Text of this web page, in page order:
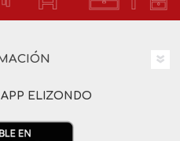
APP ELIZONDO